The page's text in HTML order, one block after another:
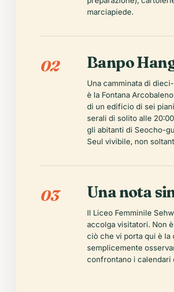
marciapiede.
02 Banpo
Una camminata di
è la Fontana
di un edificio di sei
serali di solito alle
gli abitanti di Seocho-
Seul vivibile, non
03 Una nota
Il Liceo Femminile
accolga visitatori. Non
ciò che vi porta qui è la
semplicemente
confrontano i calendari